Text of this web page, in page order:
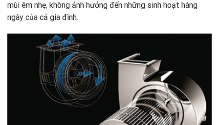
mùi êm nhẹ, không ảnh hưởng đến những sinh hoạt hàng
ngày của cả gia đình.